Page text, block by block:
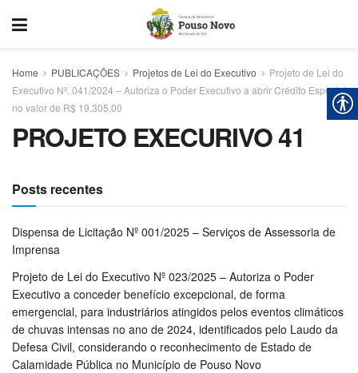
Home PUBLICAÇÕES Projetos de Lei do Executivo
Projeto de Lei do
Executivo Nº. 041/2024 – Autoriza o Poder Executivo a abrir Crédito Especial
no valor de R$ 19.305,00
PROJETO EXECURIVO 41
Posts recentes
Dispensa de Licitação Nº 001/2025 – Serviços de Assessoria de
Imprensa
Projeto de Lei do Executivo Nº 023/2025 – Autoriza o Poder
Executivo a conceder benefício excepcional, de forma
emergencial, para industriários atingidos pelos eventos climáticos
de chuvas intensas no ano de 2024, identificados pelo Laudo da
Defesa Civil, considerando o reconhecimento de Estado de
Calamidade Pública no Município de Pouso Novo